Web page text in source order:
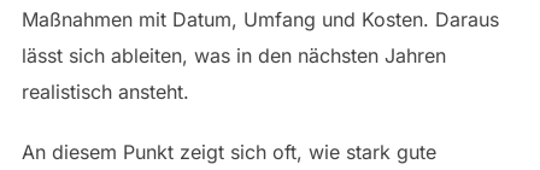
Maßnahmen mit Datum, Umfang und Kosten. Daraus
lässt sich ableiten, was in den nächsten Jahren
realistisch ansteht.
An diesem Punkt zeigt sich oft, wie stark gute